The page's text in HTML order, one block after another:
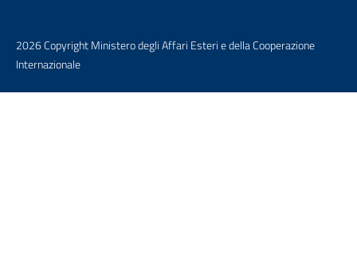
2026 Copyright Ministero degli Affari Esteri e della Cooperazione
Internazionale